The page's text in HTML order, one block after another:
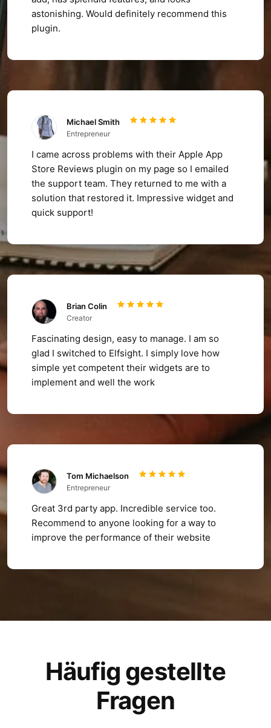
astonishing. Would definitely recommend this
plugin.
Michael Smith
Entrepreneur
I came across problems with their Apple App
Store Reviews plugin on my page so I emailed
the support team. They returned to me with a
solution that restored it. Impressive widget and
quick support!
Brian Colin
Creator
Fascinating design, easy to manage. I am so
glad I switched to Elfsight. I simply love how
simple yet competent their widgets are to
implement and well the work
Tom Michaelson
Entrepreneur
Great 3rd party app. Incredible service too.
Recommend to anyone looking for a way to
improve the performance of their website
Häufig gestellte
Fragen